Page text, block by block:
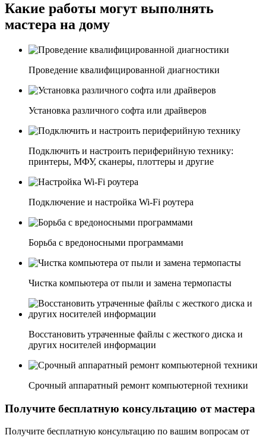
Какие работы могут выполнять
мастера на дому
Проведение квалифицированной диагностики
Установка различного софта или драйверов
Подключить и настроить периферийную технику:
принтеры, МФУ, сканеры, плоттеры и другие
Подключение и настройка Wi-Fi роутера
Борьба с вредоносными программами
Чистка компьютера от пыли и замена термопасты
Восстановить утраченные файлы с жесткого диска и
других носителей информации
Срочный аппаратный ремонт компьютерной техники
Получите бесплатную консультацию от мастера
Получите бесплатную консультацию по вашим вопросам от